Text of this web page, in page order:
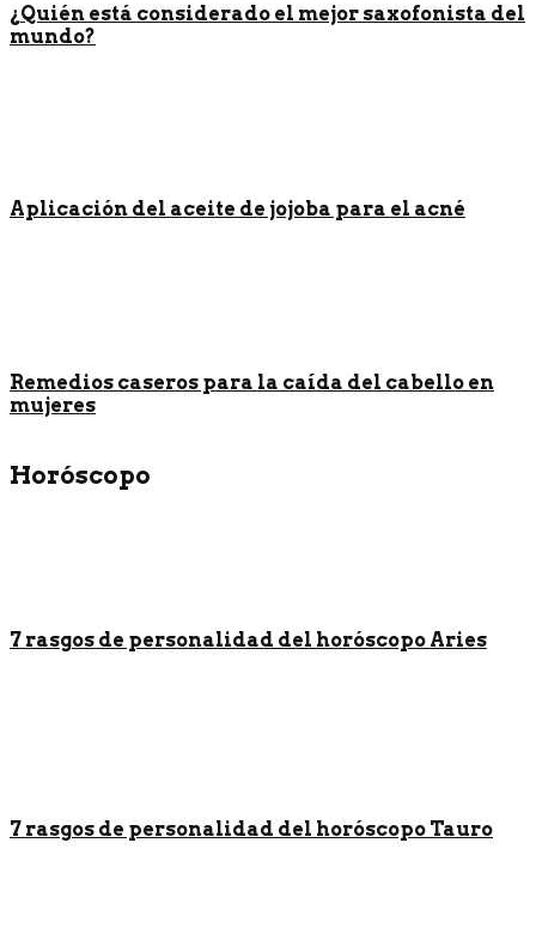
¿Quién está considerado el mejor saxofonista del
mundo?
Aplicación del aceite de jojoba para el acné
Remedios caseros para la caída del cabello en
mujeres
Horóscopo
7 rasgos de personalidad del horóscopo Aries
7 rasgos de personalidad del horóscopo Tauro